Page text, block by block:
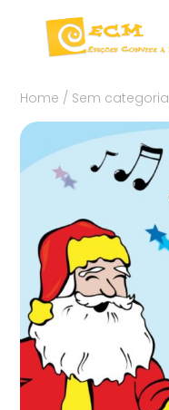
Home / Sem categoria